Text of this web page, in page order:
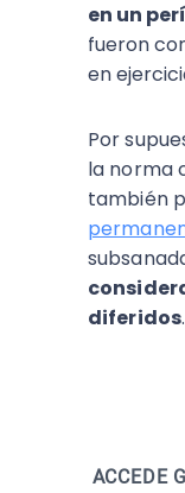
en un
fueron
en
Por
la norma
también
diferidos.
ACCEDE